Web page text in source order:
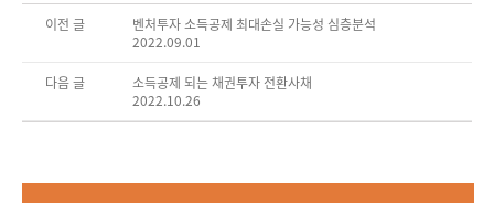
이전 글
벤처투자 소득공제 최대손실 가능성 심층분석
2022.09.01
다음 글
소득공제 되는 채권투자 전환사채
2022.10.26